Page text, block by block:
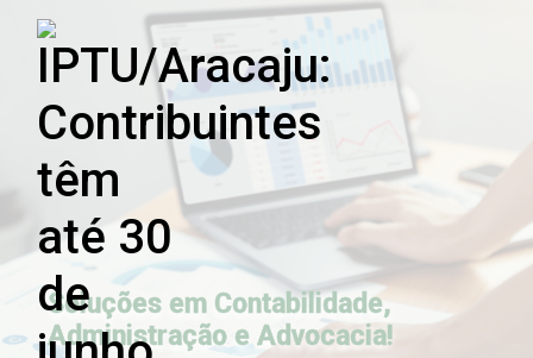
Soluções em Contabilidade,
Administração e Advocacia!